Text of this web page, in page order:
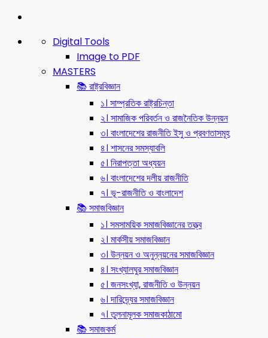
Digital Tools
Image to PDF
MASTERS
📚 রাষ্ট্রবিজ্ঞান
১। সাম্প্রতিক রাষ্ট্রচিন্তা
২। সামাজিক পরিবর্তন ও রাজনৈতিক উন্নয়ন
৩। বাংলাদেশের রাজনীতি ইসু ও প্রবণতাসমূহ
৪। শাসনের সমস্যাবলি
৫। নিরাপত্তা অধ্যয়ন
৬। বাংলাদেশের দলীয় রাজনীতি
৭। ভূ-রাজনীতি ও বাংলাদেশ
📚 সমাজবিজ্ঞান
১। সমসাময়িক সমাজবিজ্ঞানের তত্ত্ব
২। মার্কসীয় সমাজবিজ্ঞান
৩। উন্নয়ন ও অনুন্নয়নের সমাজবিজ্ঞান
৪। সংখ্যালঘুর সমাজবিজ্ঞান
৫। জনসংখ্যা, রাজনীতি ও উন্নয়ন
৬। দারিদ্র্যের সমাজবিজ্ঞান
৭। তুলনামূলক সমাজকাঠামো
📚 সমাজকর্ম